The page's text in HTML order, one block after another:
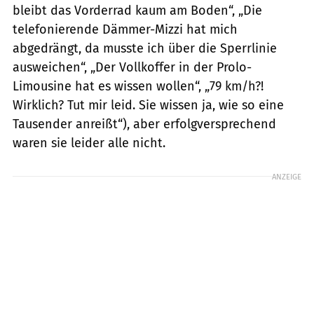
bleibt das Vorderrad kaum am Boden“, „Die
telefonierende Dämmer-Mizzi hat mich
abgedrängt, da musste ich über die Sperrlinie
ausweichen“, „Der Vollkoffer in der Prolo­
Limousine hat es wissen wollen“, „79 km/h?!
Wirklich? Tut mir leid. Sie wissen ja, wie so eine
Tausender anreißt“), aber erfolgversprechend
waren sie leider alle nicht.
ANZEIGE